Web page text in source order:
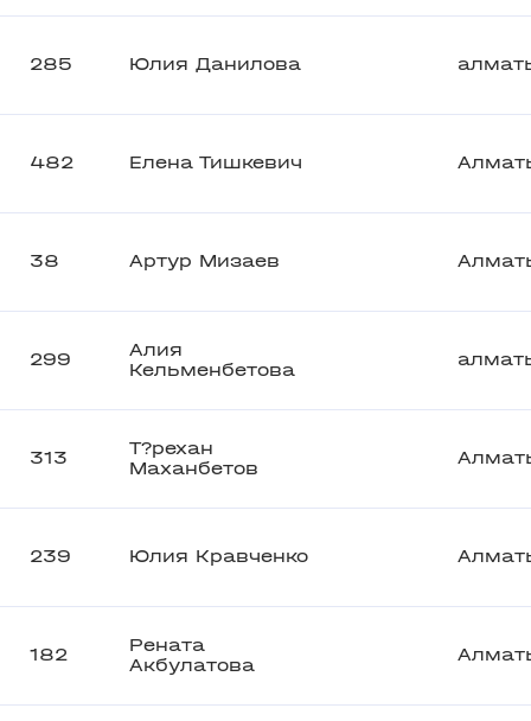
285 Юлия Данилова
482 Елена Тишкевич
38 Артур Мизаев
299
Алия
Кельменбетова
313
Т?рехан
Маханбетов
239 Юлия Кравченко
182
Рената
Акбулатова